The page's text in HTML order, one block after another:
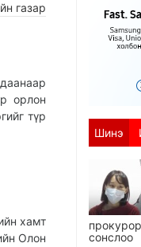
газар
орлон
түр
хамт
Олон
Шинэ
сонслоо